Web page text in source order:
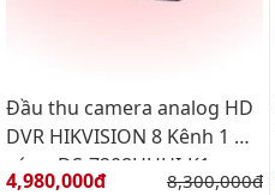
Đầu thu camera analog HD
DVR HIKVISION 8 Kênh 1 Ổ
cứng DS-7208HUHI-K1
Giá bán:
4,980,000đ Giá gốc:
8,300,000đ